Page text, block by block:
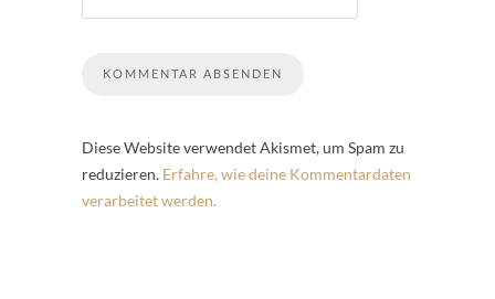
Diese Website verwendet Akismet, um Spam zu
reduzieren. Erfahre, wie deine Kommentardaten
verarbeitet werden.